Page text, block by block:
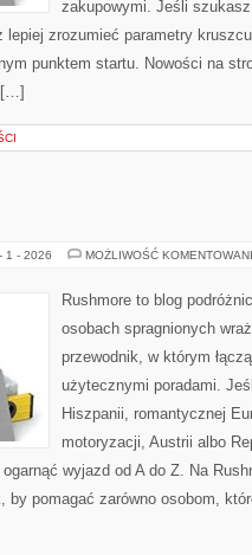
zakupowymi. Jeśli
zrozumieć parametry
punktem startu. Nowości na
[…]
1 - 2026 MOŻLIWOŚĆ
Rushmore to blog
osobach spragnionych
przewodnik, w którym
użytecznymi poradami.
Hiszpanii, romantycznej
motoryzacji, Austrii albo
wyjazd od A do Z. Na
by pomagać zarówno osobom,